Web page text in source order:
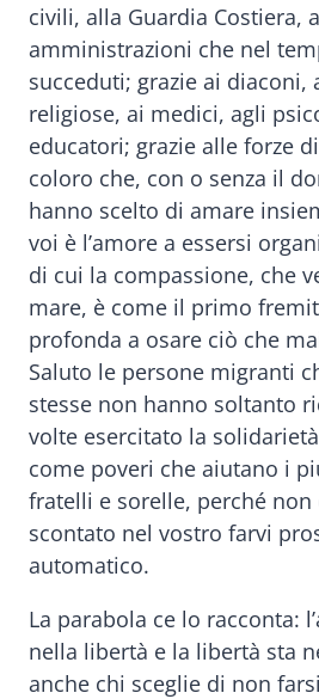
civili, alla Guardia Costiera,
amministrazioni che nel
succeduti; grazie ai diaconi,
religiose, ai medici, agli
educatori; grazie alle forze
coloro che, con o senza il
hanno scelto di amare
voi è l’amore a essersi
di cui la compassione, che
mare, è come il primo
profonda a osare ciò che
Saluto le persone migranti
stesse non hanno soltanto
volte esercitato la
come poveri che aiutano i
fratelli e sorelle, perché non
scontato nel vostro farvi
automatico.
La parabola ce lo racconta:
nella libertà e la libertà sta
anche chi sceglie di non